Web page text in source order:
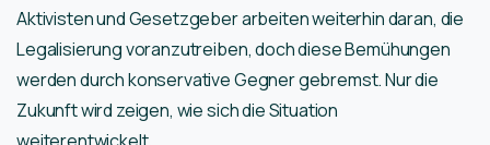
Aktivisten und Gesetzgeber arbeiten weiterhin daran, die
Legalisierung voranzutreiben, doch diese Bemühungen
werden durch konservative Gegner gebremst. Nur die
Zukunft wird zeigen, wie sich die Situation